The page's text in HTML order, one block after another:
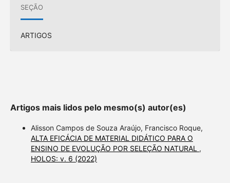
SEÇÃO
ARTIGOS
Artigos mais lidos pelo mesmo(s) autor(es)
Alisson Campos de Souza Araújo, Francisco Roque,
ALTA EFICÁCIA DE MATERIAL DIDÁTICO PARA O
ENSINO DE EVOLUÇÃO POR SELEÇÃO NATURAL ,
HOLOS: v. 6 (2022)